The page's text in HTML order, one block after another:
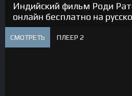
Индийский фильм Роди
онлайн бесплатно на
СМОТРЕТЬ ПЛЕЕР 2